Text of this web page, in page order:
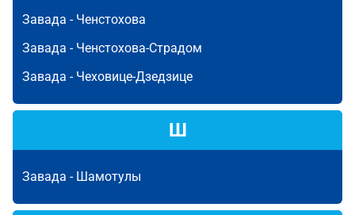
Завада - Ченстохова
Завада - Ченстохова-Страдом
Завада - Чеховице-Дзедзице
Ш
Завада - Шамотулы